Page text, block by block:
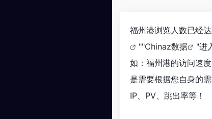
福州港浏览人数已经
""Chinaz数据
"进
如：福州港的访问速
是需要根据您自身的
IP、PV、跳出率等！